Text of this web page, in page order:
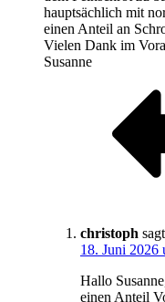
hauptsächlich mit
einen Anteil an
Vielen Dank im
Susanne
christoph
18. Juni 2026
Hallo
einen Anteil